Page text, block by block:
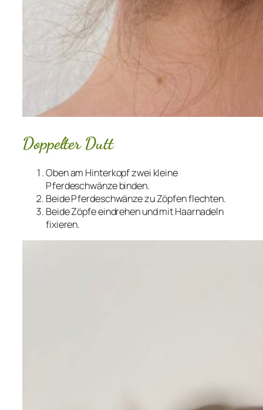
Doppelter Dutt
Oben am Hinterkopf zwei kleine
Pferdeschwänze binden.
Beide Pferdeschwänze zu Zöpfen flechten.
Beide Zöpfe eindrehen und mit Haarnadeln
fixieren.